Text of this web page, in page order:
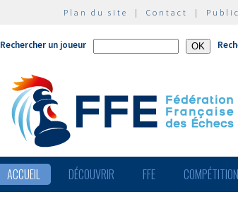
Plan du site | Contact |
Rechercher un joueur
ACCUEIL DÉCOUVRIR FFE